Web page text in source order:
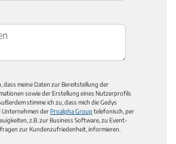
dass meine Daten zur Bereitstellung der
sowie der Erstellung eines Nutzerprofils
stimme ich zu, dass mich die Gedys
Unternehmen derProalpha Grouptelefonisch, per
z.B. zur Business Software, zu Event-
zur Kundenzufriedenheit, informieren.